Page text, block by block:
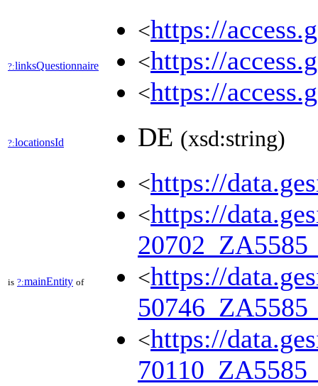
?:linksQuestionnaire
<https://
<https://
<https://
?:locationsId DE (xsd:string)
is ?:mainEntity of
<https://
<https://
<https://
<https://